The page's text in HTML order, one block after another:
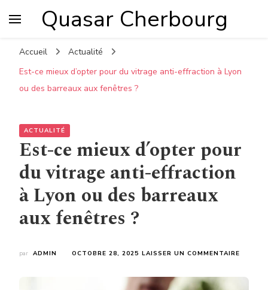
Quasar Cherbourg
Accueil
Actualité
Est-ce mieux d’opter pour du vitrage anti-effraction à Lyon
ou des barreaux aux fenêtres ?
ACTUALITÉ
Est-ce mieux d’opter pour
du vitrage anti-effraction
à Lyon ou des barreaux
aux fenêtres ?
par ADMIN OCTOBRE 28, 2025 LAISSER UN COMMENTAIRE